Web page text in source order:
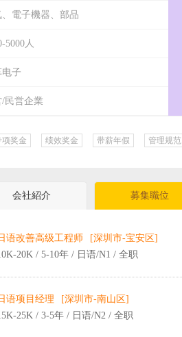
、電子機器、部品
5000人
子
/民営企業
项奖金 绩效奖金 带薪年假 管理规范
会社紹介 募集職位
语改善高级工程师
[深圳市-宝安区]
20K / 5-10年 / 日语/N1 / 全职
语项目经理
[深圳市-南山区]
25K / 3-5年 / 日语/N2 / 全职